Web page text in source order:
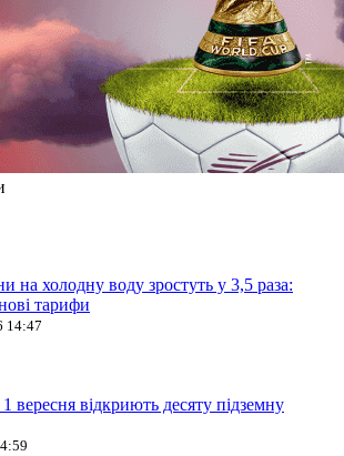
на холодну воду зростуть у 3,5 раза:
тарифи
14:47
вересня відкриють десяту підземну